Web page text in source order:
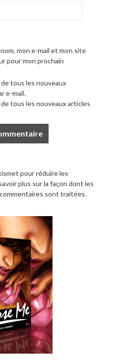
mon e-mail et mon site
pour mon prochain
tous les nouveaux
e-mail.
tous les nouveaux articles
pour réduire les
plus sur la façon dont les
sont traitées.